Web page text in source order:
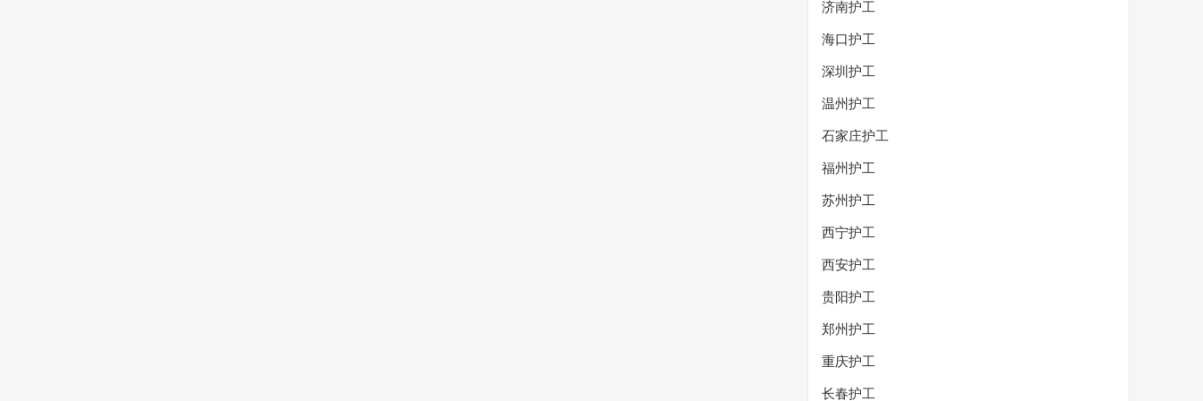
济南护工
海口护工
深圳护工
温州护工
石家庄护工
福州护工
苏州护工
西宁护工
西安护工
贵阳护工
郑州护工
重庆护工
长春护工